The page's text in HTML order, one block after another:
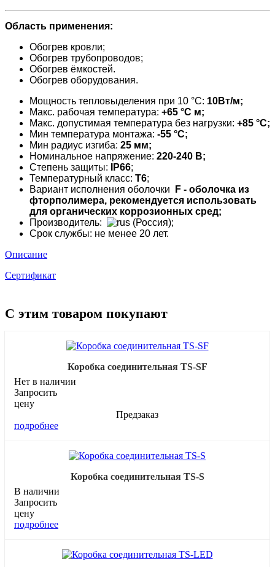
Область применения:
Обогрев кровли;
Обогрев трубопроводов;
Обогрев ёмкостей.
Обогрев оборудования.
Мощность тепловыделения при 10 °C: 10Вт/м;
Макс. рабочая температура: +65 °C м;
Макс. допустимая температура без нагрузки: +85 °C;
Мин температура монтажа: -55 °C;
Мин радиус изгиба: 25 мм;
Номинальное напряжение: 220-240 В;
Степень защиты: IP66;
Температурный класс: Т6;
Вариант исполнения оболочки
F - оболочка из
фторполимера, рекомендуется использовать
для органических коррозионных сред;
Производитель:
(Россия);
Срок службы: не менее 20 лет.
Описание
Сертификат
С этим товаром покупают
Коробка соединительная TS-SF
Нет в наличии
Запросить
цену
Предзаказ
подробнее
Коробка соединительная TS-S
В наличии
Запросить
цену
подробнее